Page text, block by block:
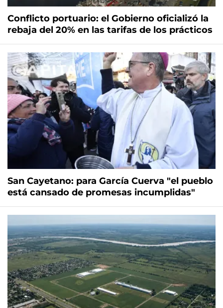
Conflicto portuario: el Gobierno oficializó la
rebaja del 20% en las tarifas de los prácticos
San Cayetano: para García Cuerva "el pueblo
está cansado de promesas incumplidas"